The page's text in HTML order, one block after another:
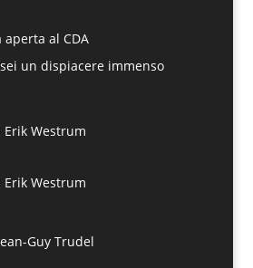
aperta al CDA
un dispiacere immenso